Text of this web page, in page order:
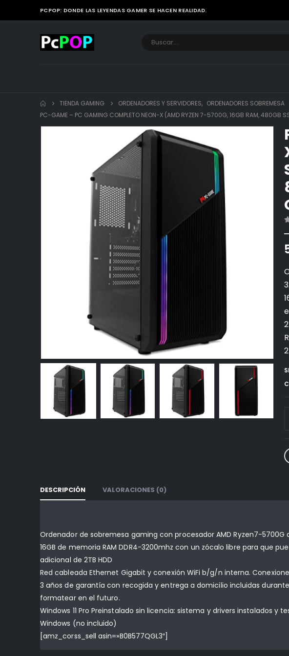
PCPOP: DONDE LAS LEYENDAS GAMER SE HACEN REALIDAD.
TIENDA GAMING ORDENADORES Y SERVIDORES, ORDENADORES SOBREMESA
PC-GAME – PC GAMING COMPLETO NEON-X (AMD RYZEN 7-5700G, 16GB RAM, 480GB
DESCRIPCIÓN VALORACIONES (0)
Ordenador de sobremesa gaming con procesador AMD Ryzen7-5700G
16GB de memoria RAM DDR4-3200mhz con un zócalo libre para que
adicional de 2TB HDD
Red cableada Ethernet Gigabit y conexión WiFi b/g/n interna.
3 años de garantía con recogida y entrega a domicilio incluidas
formatear en el futuro.
Windows 11 Pro Preinstalado sin licencia: sistema y drivers instalados
Windows (no incluido)
[amz_corss_sell asin=»B0B577QGL3″]